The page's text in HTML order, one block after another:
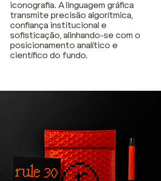
iconografia. A linguagem gráfica
transmite precisão algorítmica,
confiança institucional e
sofisticação, alinhando-se com o
posicionamento analítico e
científico do fundo.